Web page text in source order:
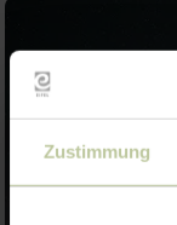
Zustimmung